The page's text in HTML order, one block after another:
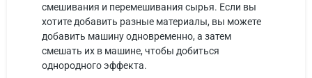
смешивания и перемешивания сырья. Если вы
хотите добавить разные материалы, вы можете
добавить машину одновременно, а затем
смешать их в машине, чтобы добиться
однородного эффекта.